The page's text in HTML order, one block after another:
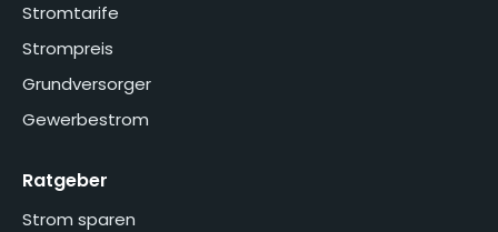
Stromtarife
Strompreis
Grundversorger
Gewerbestrom
Ratgeber
Strom sparen